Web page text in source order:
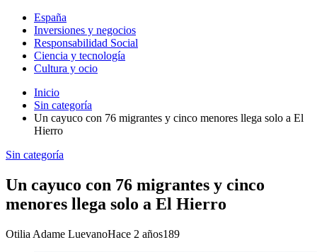
España
Inversiones y negocios
Responsabilidad Social
Ciencia y tecnología
Cultura y ocio
Inicio
Sin categoría
Un cayuco con 76 migrantes y cinco menores llega solo a El
Hierro
Sin categoría
Un cayuco con 76 migrantes y cinco
menores llega solo a El Hierro
Otilia Adame LuevanoHace 2 años189